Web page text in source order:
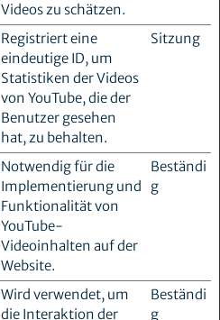
Videos zu schätzen.
Registriert eine
eindeutige ID, um
Statistiken der Videos
von YouTube, die der
Benutzer gesehen
hat, zu behalten.
Sitzung
Notwendig für die
Implementierung und
Funktionalität von
YouTube-
Videoinhalten auf der
Website.
Beständi
g
Wird verwendet, um
die Interaktion der
Beständi
g